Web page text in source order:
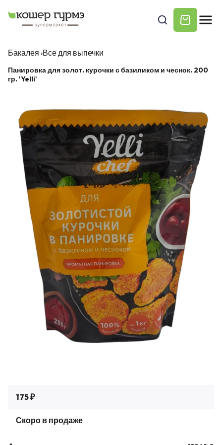
Бакалея ›Все для выпечки
Панировка для золот. курочки с базиликом и чеснок. 200
гр. 'Yelli'
175 ₽
Скоро в продаже